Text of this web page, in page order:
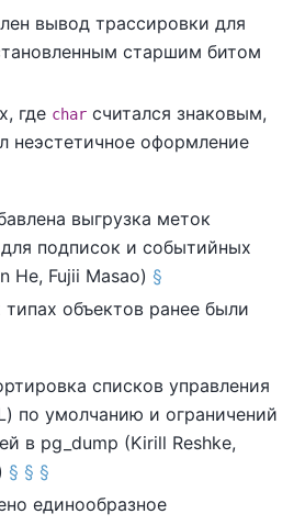
вывод трассировки для
старшим битом
где char считался знаковым,
неэстетичное оформление
выгрузка меток
подписок и событийных
He, Fujii Masao) §
объектов ранее были
списков управления
по умолчанию и ограничений
в pg_dump (Kirill Reshke,
§ § §
единообразное